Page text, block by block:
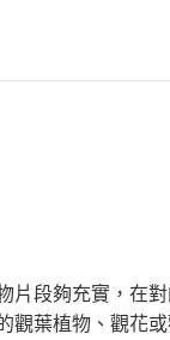
片段夠充實，在
觀葉植物、觀花